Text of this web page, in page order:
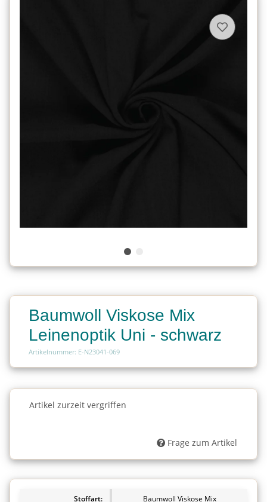
Baumwoll Viskose Mix
Leinenoptik Uni - schwarz
Artikelnummer: E-N23041-069
Charge
ChargeArtikel zurzeit vergriffen
Frage zum Artikel
Stoffart:
Baumwoll Viskose Mix